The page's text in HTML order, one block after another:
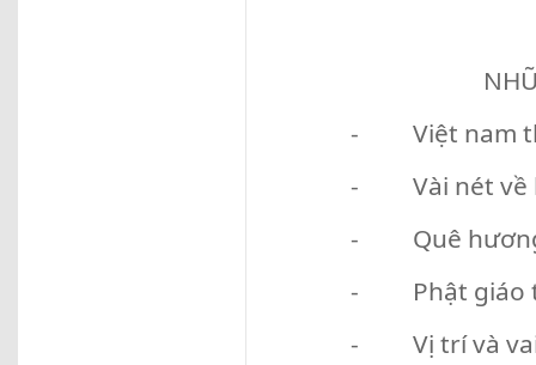
- Việt nam
- Vài nét về
- Quê hương
- Phật giáo
- Vị trí và vai